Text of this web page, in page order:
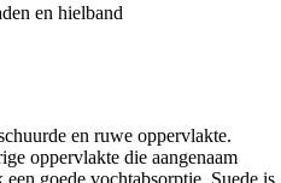
en hielband
en ruwe oppervlakte.
oppervlakte die aangenaam
goede vochtabsorptie. Suede is